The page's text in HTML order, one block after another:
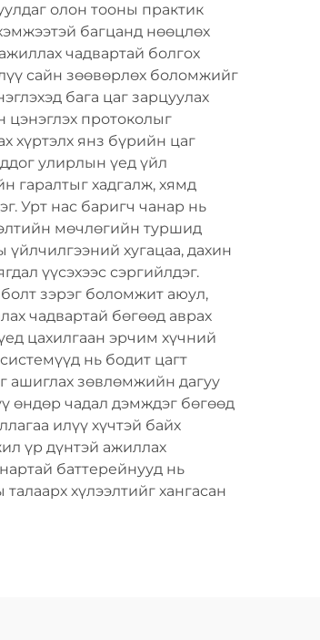
хэрэгсэл
олон тооны практик
багцанд нөөцлөх
чадвартай болгох
сайн зөөвөрлөх боломжийг
бага цаг зарцуулах
цэнэглэх протоколыг
хүртэлх янз бүрийн цаг
улирлын үед үйл
гаралтыг хадгалж, хямд
Урт нас баригч чанар нь
мөчлөгийн туршид
хугацаа, дахин
үүсэхээс сэргийлдэг.
зэрэг боломжит аюул,
чадвартай бөгөөд аврах
цахилгаан эрчим хүчний
нь бодит цагт
ашиглах зөвлөмжийн дагуу
өндөр чадал дэмждэг бөгөөд
илүү хүчтэй байх
үр дүнтэй ажиллах
баттерейнууд нь
хүлээлтийг хангасан